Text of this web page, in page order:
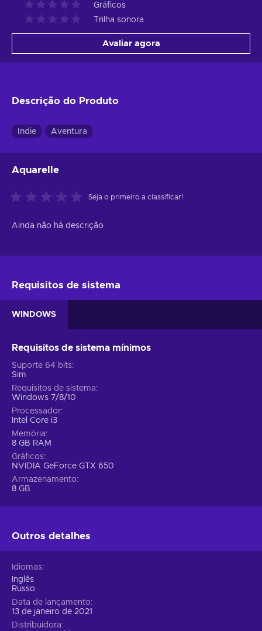
Gráficos
Trilha sonora
Avaliar agora
Descrição do Produto
Indie Aventura
Aquarelle
Seja o primeiro a classificar!
Ainda não há descrição
Requisitos de sistema
WINDOWS
Requisitos de sistema mínimos
Suporte 64 bits
Sim
Requisitos de sistema
Windows 7/8/10
Processador
Intel Core i3
Memória
8 GB RAM
Gráficos
NVIDIA GeForce GTX 650
Armazenamento
8 GB
Outros detalhes
Idiomas
Inglês
Russo
Data de lançamento
13 de janeiro de 2021
Distribuidora